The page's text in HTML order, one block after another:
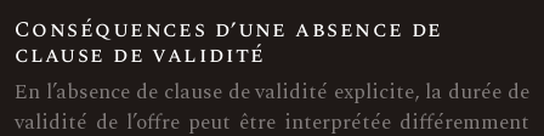
Conséquences d’une absence de
clause de validité
En l’absence de clause de validité explicite, la durée de
validité de l’offre peut être interprétée différemment